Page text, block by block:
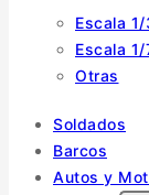
Escala 1/
Escala 1/
Otras
Soldados
Barcos
Autos y